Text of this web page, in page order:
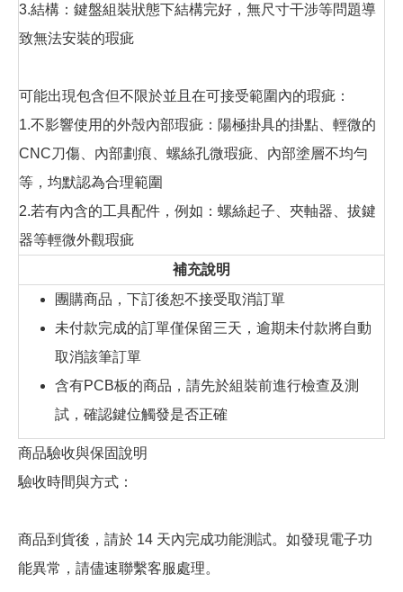
3.結構：鍵盤組裝狀態下結構完好，無尺寸干涉等問題導
致無法安裝的瑕疵
可能出現包含但不限於並且在可接受範圍內的瑕疵：
1.不影響使用的外殼內部瑕疵：陽極掛具的掛點、輕微的
CNC刀傷、內部劃痕、螺絲孔微瑕疵、內部塗層不均勻
等，均默認為合理範圍
2.若有內含的工具配件，例如：螺絲起子、夾軸器、拔鍵
器等輕微外觀瑕疵
補充說明
團購商品，下訂後恕不接受取消訂單
未付款完成的訂單僅保留三天，逾期未付款將自動
取消該筆訂單
含有PCB板的商品，請先於組裝前進行檢查及測
試，確認鍵位觸發是否正確
商品驗收與保固說明
驗收時間與方式：
商品到貨後，請於 14 天內完成功能測試。如發現電子功
能異常，請儘速聯繫客服處理。